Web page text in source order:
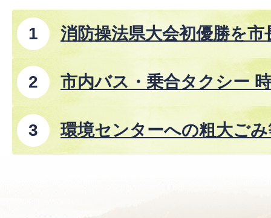
消防操法県大会初優勝を市
市内バス・乗合タクシー
8年8月1日改正)
環境センターへの粗大ご